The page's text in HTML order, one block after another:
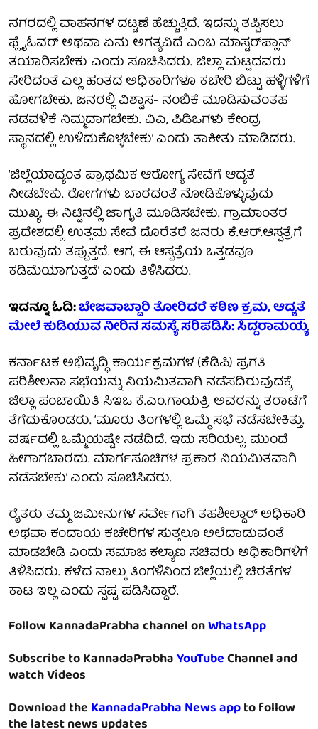
ನಗರದಲ್ಲಿ ವಾಹನಗಳ ದಟ್ಟಣೆ ಹೆಚ್ಚುತ್ತಿದೆ. ಇದನ್ನು ತಪ್ಪಿಸಲು
ಫ್ಲೈಓವರ್ ಅಥವಾ ಏನು ಅಗತ್ಯವಿದೆ ಎಂಬ ಮಾಸ್ಟರ್‌ಪ್ಲಾನ್
ತಯಾರಿಸಬೇಕು ಎಂದು ಸೂಚಿಸಿದರು. ಜಿಲ್ಲಾ ಮಟ್ಟದವರು
ಸೇರಿದಂತೆ ಎಲ್ಲ ಹಂತದ ಅಧಿಕಾರಿಗಳೂ ಕಚೇರಿ‌ ಬಿಟ್ಟು ‌ಹಳ್ಳಿಗಳಿಗೆ
ಹೋಗಬೇಕು. ಜನರಲ್ಲಿ ವಿಶ್ವಾಸ- ನಂಬಿಕೆ ಮೂಡಿಸುವಂತಹ
ನಡವಳಿಕೆ ನಿಮ್ಮದಾಗಬೇಕು. ವಿಎ, ಪಿಡಿಒಗಳು ಕೇಂದ್ರ
ಸ್ಥಾನದಲ್ಲಿ ಉಳಿದುಕೊಳ್ಳಬೇಕು’ ಎಂದು ತಾಕೀತು ಮಾಡಿದರು.
‘ಜಿಲ್ಲೆಯಾದ್ಯಂತ ಪ್ರಾಥಮಿಕ ಆರೋಗ್ಯ ಸೇವೆಗೆ ಆದ್ಯತೆ
ನೀಡಬೇಕು. ರೋಗಗಳು ಬಾರದಂತೆ ‌ನೋಡಿಕೊಳ್ಳುವುದು
ಮುಖ್ಯ. ಈ ನಿಟ್ಟಿನಲ್ಲಿ ‌ಜಾಗೃತಿ ಮೂಡಿಸಬೇಕು. ಗ್ರಾಮಾಂತರ
ಪ್ರದೇಶದಲ್ಲಿ ಉತ್ತಮ ಸೇವೆ ದೊರೆತರೆ ಜನರು ಕೆ.ಆರ್.ಆಸ್ಪತ್ರೆಗೆ
ಬರುವುದು ತಪ್ಪುತ್ತದೆ. ಆಗ, ಈ ಆಸ್ಪತ್ರೆಯ ಒತ್ತಡವೂ
ಕಡಿಮೆಯಾಗುತ್ತದೆ’ ಎಂದು ತಿಳಿಸಿದರು.
ಇದನ್ನೂ ಓದಿ:ಬೇಜವಾಬ್ದಾರಿ ತೋರಿದರೆ ಕಠಿಣ ಕ್ರಮ, ಆದ್ಯತೆ
ಮೇಲೆ ಕುಡಿಯುವ ನೀರಿನ ಸಮಸ್ಯೆ ಸರಿಪಡಿಸಿ: ಸಿದ್ದರಾಮಯ್ಯ
ಕರ್ನಾಟಕ ಅಭಿವೃದ್ಧಿ ಕಾರ್ಯಕ್ರಮಗಳ (ಕೆಡಿಪಿ) ಪ್ರಗತಿ
ಪರಿಶೀಲನಾ ಸಭೆಯನ್ನು ನಿಯಮಿತವಾಗಿ ನಡೆಸದಿರುವುದಕ್ಕೆ
ಜಿಲ್ಲಾ ಪಂಚಾಯಿತಿ ಸಿಇಒ ಕೆ.ಎಂ.ಗಾಯತ್ರಿ ಅವರನ್ನು ತರಾಟೆಗೆ
ತೆಗೆದುಕೊಂಡರು. ‘ಮೂರು ತಿಂಗಳಲ್ಲಿ ಒಮ್ಮೆ ಸಭೆ ನಡೆಸಬೇಕಿತ್ತು.
ವರ್ಷದಲ್ಲಿ ಒಮ್ಮೆಯಷ್ಟೇ ನಡೆದಿದೆ. ಇದು ಸರಿಯಲ್ಲ. ಮುಂದೆ
ಹೀಗಾಗಬಾರದು. ಮಾರ್ಗಸೂಚಿಗಳ ಪ್ರಕಾರ ನಿಯಮಿತವಾಗಿ
ನಡೆಸಬೇಕು’ ಎಂದು ಸೂಚಿಸಿದರು.
ರೈತರು ತಮ್ಮ ಜಮೀನುಗಳ ಸರ್ವೇಗಾಗಿ ತಹಶೀಲ್ದಾರ್ ಅಧಿಕಾರಿ
ಅಥವಾ ಕಂದಾಯ ಕಚೇರಿಗಳ ಸುತ್ತಲೂ ಅಲೆದಾಡುವಂತೆ
ಮಾಡಬೇಡಿ ಎಂದು ಸಮಾಜ ಕಲ್ಯಾಣ ಸಚಿವರು ಅಧಿಕಾರಿಗಳಿಗೆ
ತಿಳಿಸಿದರು. ಕಳೆದ ನಾಲ್ಕು ತಿಂಗಳಿನಿಂದ ಜಿಲ್ಲೆಯಲ್ಲಿ ಚಿರತೆಗಳ
ಕಾಟ ಇಲ್ಲ ಎಂದು ಸ್ಪಷ್ಟ ಪಡಿಸಿದ್ದಾರೆ.
Follow KannadaPrabha channel onWhatsApp
Subscribe to KannadaPrabhaYouTubeChannel and
watch Videos
Download theKannadaPrabha News appto follow